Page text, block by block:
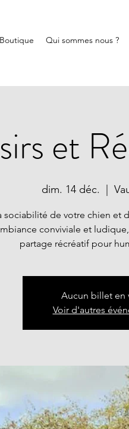
Boutique Qui sommes nous ?
et
dim. 14 déc.
sociabilité de votre chien et
conviviale et
partage récréatif pour
Aucun billet en
Voir d'autres